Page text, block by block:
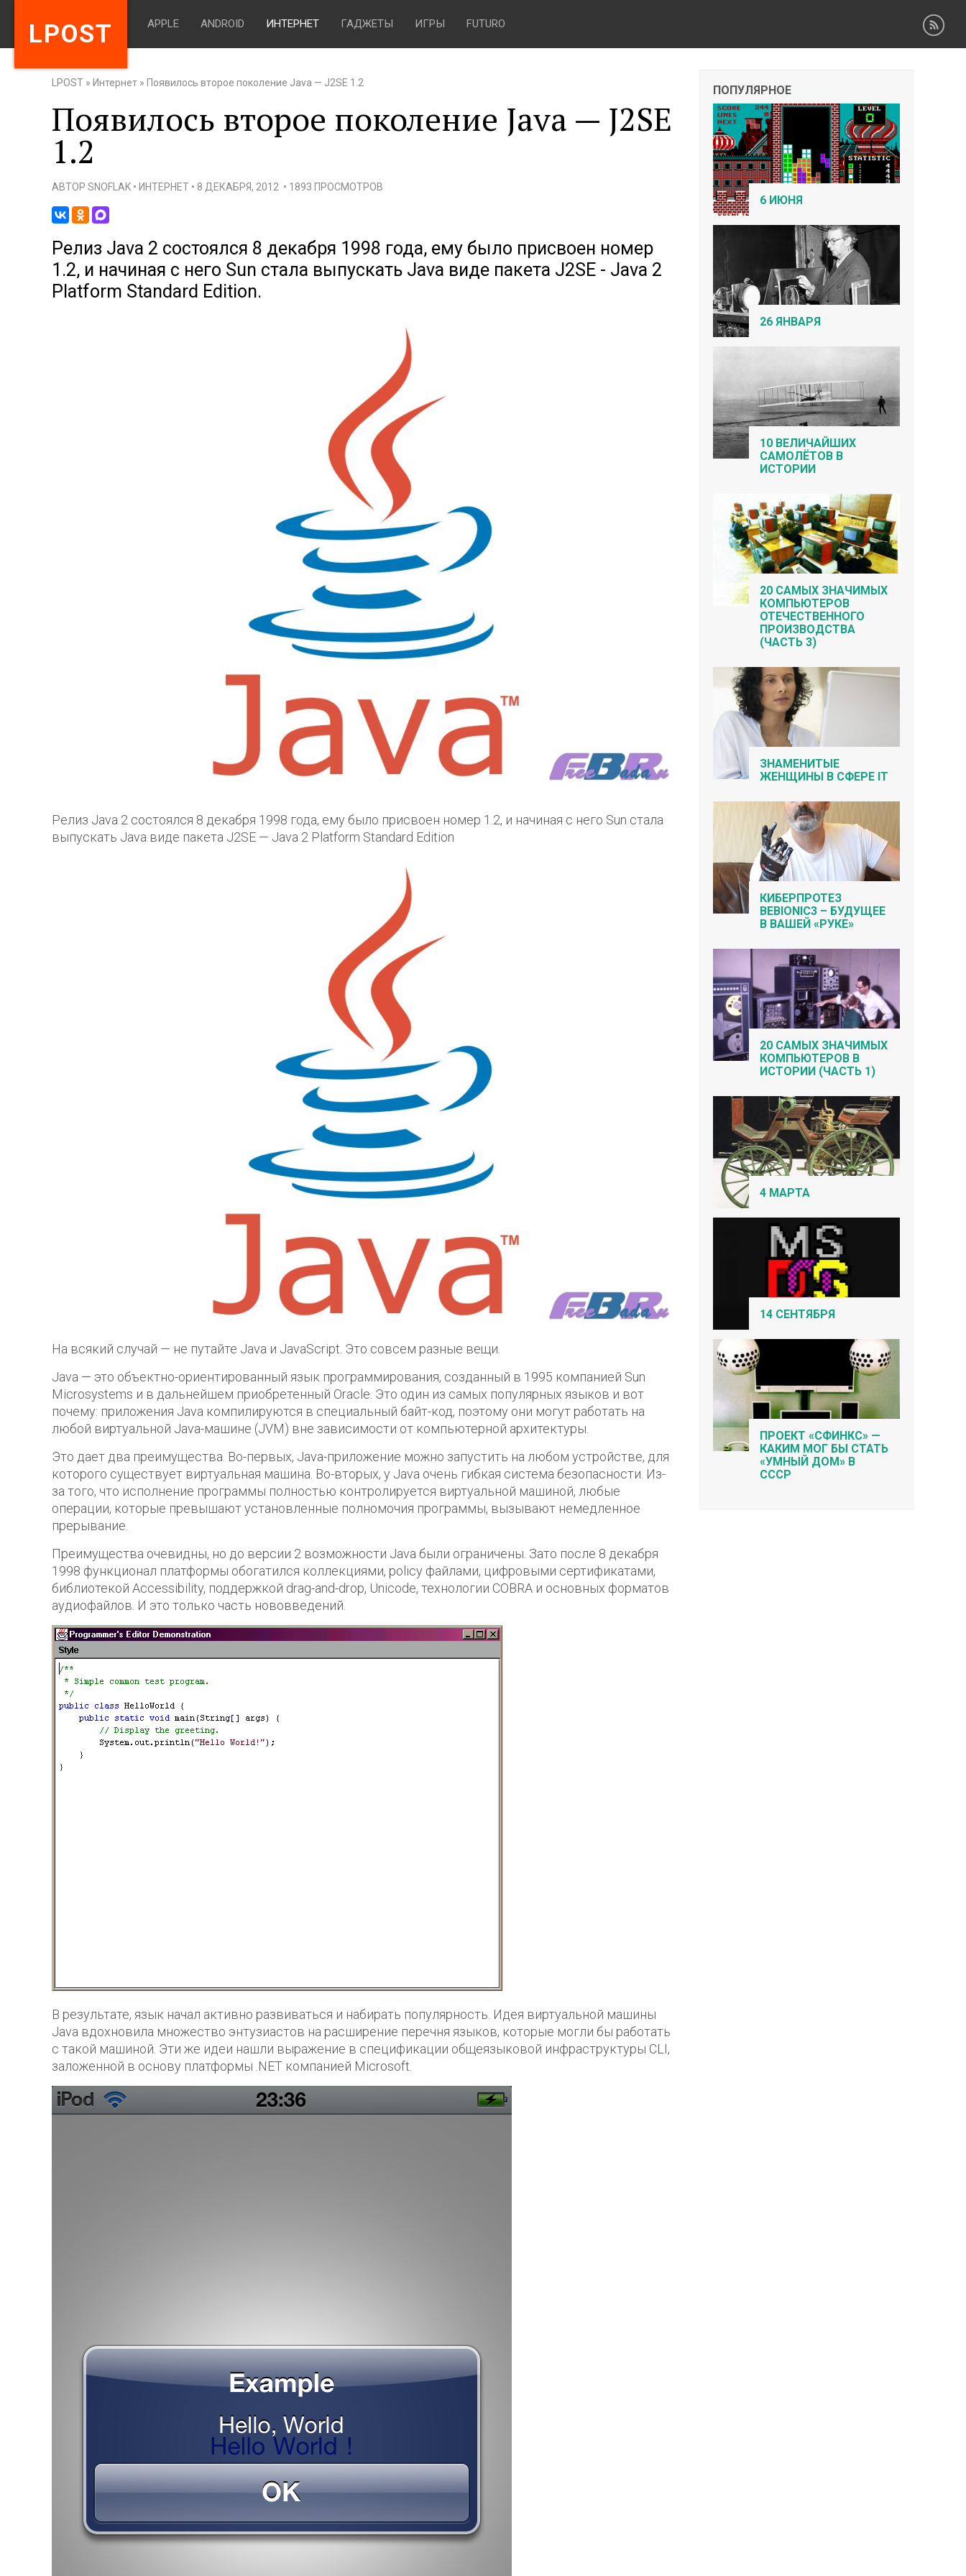
LPOST APPLE ANDROID ИНТЕРНЕТ ГАДЖЕТЫ ИГРЫ FUTURO
LPOST » Интернет » Появилось второе поколение Java — J2SE 1.2
Появилось второе поколение Java — J2SE
1.2
АВТОР SNOFLAK • ИНТЕРНЕТ • 8 ДЕКАБРЯ, 2012 • 1893 ПРОСМОТРОВ
Релиз Java 2 состоялся 8 декабря 1998 года, ему было присвоен номер
1.2, и начиная с него Sun стала выпускать Java виде пакета J2SE - Java 2
Platform Standard Edition.
Релиз Java 2 состоялся 8 декабря 1998 года, ему было присвоен номер 1.2, и начиная с него Sun стала
выпускать Java виде пакета J2SE — Java 2 Platform Standard Edition
На всякий случай — не путайте Java и JavaScript. Это совсем разные вещи.
Java — это объектно-ориентированный язык программирования, созданный в 1995 компанией Sun
Microsystems и в дальнейшем приобретенный Oracle. Это один из самых популярных языков и вот
почему: приложения Java компилируются в специальный байт-код, поэтому они могут работать на
любой виртуальной Java-машине (JVM) вне зависимости от компьютерной архитектуры.
Это дает два преимущества. Во-первых, Java-приложение можно запустить на любом устройстве, для
которого существует виртуальная машина. Во-вторых, у Java очень гибкая система безопасности. Из-
за того, что исполнение программы полностью контролируется виртуальной машиной, любые
операции, которые превышают установленные полномочия программы, вызывают немедленное
прерывание.
Преимущества очевидны, но до версии 2 возможности Java были ограничены. Зато после 8 декабря
1998 функционал платформы обогатился коллекциями, policy файлами, цифровыми сертификатами,
библиотекой Accessibility, поддержкой drag-and-drop, Unicode, технологии COBRA и основных форматов
аудиофайлов. И это только часть нововведений.
В результате, язык начал активно развиваться и набирать популярность. Идея виртуальной машины
Java вдохновила множество энтузиастов на расширение перечня языков, которые могли бы работать
с такой машиной. Эти же идеи нашли выражение в спецификации общеязыковой инфраструктуры CLI,
заложенной в основу платформы .NET компанией Microsoft.
ПОПУЛЯРНОЕ
6 ИЮНЯ
26 ЯНВАРЯ
10 ВЕЛИЧАЙШИХ
САМОЛЁТОВ В
ИСТОРИИ
20 САМЫХ ЗНАЧИМЫХ
КОМПЬЮТЕРОВ
ОТЕЧЕСТВЕННОГО
ПРОИЗВОДСТВА
(ЧАСТЬ 3)
ЗНАМЕНИТЫЕ
ЖЕНЩИНЫ В СФЕРЕ IT
КИБЕРПРОТЕЗ
BEBIONIC3 – БУДУЩЕЕ
В ВАШЕЙ «РУКЕ»
20 САМЫХ ЗНАЧИМЫХ
КОМПЬЮТЕРОВ В
ИСТОРИИ (ЧАСТЬ 1)
4 МАРТА
14 СЕНТЯБРЯ
ПРОЕКТ «СФИНКС» —
КАКИМ МОГ БЫ СТАТЬ
«УМНЫЙ ДОМ» В
СССР